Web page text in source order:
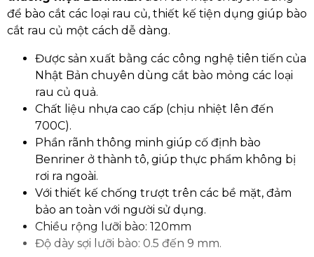
để bào cắt các loại rau củ, thiết kế tiện dụng giúp bào
cắt rau củ một cách dễ dàng.
Được sản xuất bằng các công nghệ tiên tiến của
Nhật Bản chuyên dùng cắt bào mỏng các loại
rau củ quả.
Chất liệu nhựa cao cấp (chịu nhiệt lên đến
700C).
Phần rãnh thông minh giúp cố định bào
Benriner ở thành tô, giúp thực phẩm không bị
rơi ra ngoài.
Với thiết kế chống trượt trên các bề mặt, đảm
bảo an toàn với người sử dụng.
Chiều rộng lưỡi bào: 120mm
Độ dày sợi lưỡi bào: 0.5 đến 9 mm.